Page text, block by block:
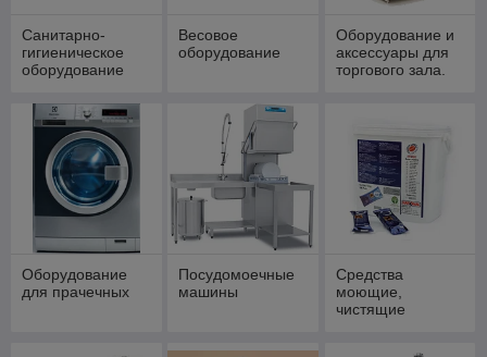
Санитарно-
гигиеническое
оборудование
Весовое
оборудование
Оборудование и
аксессуары для
торгового зала.
Оборудование
для прачечных
Посудомоечные
машины
Средства
моющие,
чистящие